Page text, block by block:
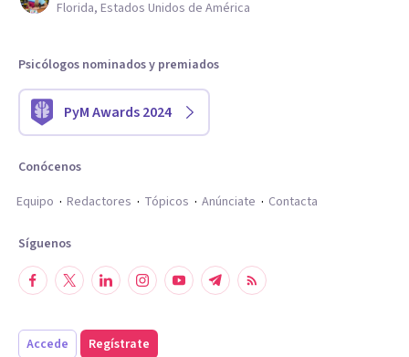
Florida, Estados Unidos de América
Psicólogos nominados y premiados
PyM Awards 2024
Conócenos
Equipo
Redactores Tópicos Anúnciate Contacta
Síguenos
Accede Regístrate